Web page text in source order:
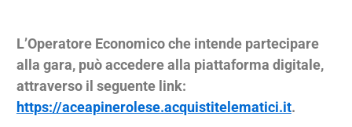
L’Operatore Economico che intende partecipare
alla gara, può accedere alla piattaforma digitale,
attraverso il seguente link:
https://aceapinerolese.acquistitelematici.it.